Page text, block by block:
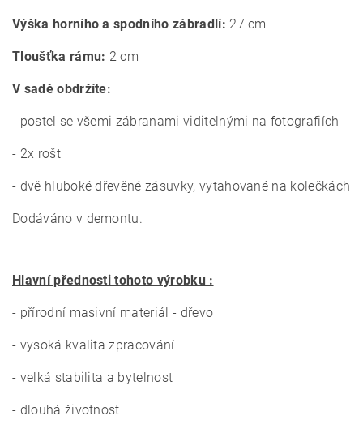
Výška horního a spodního zábradlí: 27 cm
Tloušťka rámu: 2 cm
V sadě obdržíte:
- postel se všemi zábranami viditelnými na fotografiích
- 2x rošt
- dvě hluboké dřevěné zásuvky, vytahované na kolečkách
Dodáváno v demontu.
Hlavní přednosti tohoto výrobku :
- přírodní masivní materiál - dřevo
- vysoká kvalita zpracování
- velká stabilita a bytelnost
- dlouhá životnost